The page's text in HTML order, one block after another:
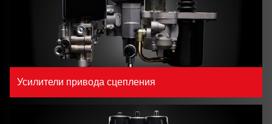
Усилители привода сцепления